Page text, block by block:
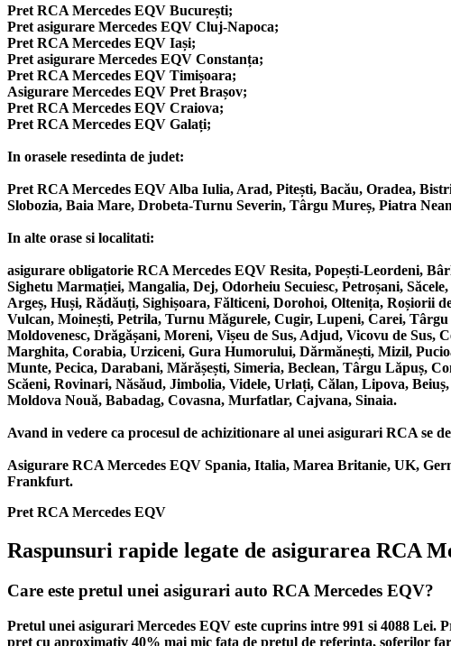
Pret RCA Mercedes EQV București;
Pret asigurare Mercedes EQV Cluj-Napoca;
Pret RCA Mercedes EQV Iași;
Pret asigurare Mercedes EQV Constanța;
Pret RCA Mercedes EQV Timișoara;
Asigurare Mercedes EQV Pret Brașov;
Pret RCA Mercedes EQV Craiova;
Pret RCA Mercedes EQV Galați;
In orasele resedinta de judet:
Pret RCA Mercedes EQV Alba Iulia, Arad, Pitești, Bacău, Oradea,
Slobozia, Baia Mare, Drobeta-Turnu Severin, Târgu Mureș, Piatra
In alte orase si localitati:
asigurare obligatorie RCA Mercedes EQV Resita, Popești-Leordeni,
Sighetu Marmației, Mangalia, Dej, Odorheiu Secuiesc, Petroșani,
Argeș, Huși, Rădăuți, Sighișoara, Fălticeni, Dorohoi, Oltenița, Roșiorii
Vulcan, Moinești, Petrila, Turnu Măgurele, Cugir, Lupeni, Carei, Târgu
Moldovenesc, Drăgășani, Moreni, Vișeu de Sus, Adjud, Vicovu de
Marghita, Corabia, Urziceni, Gura Humorului, Dărmănești, Mizil,
Munte, Pecica, Darabani, Mărășești, Simeria, Beclean, Târgu Lăpuș,
Scăeni, Rovinari, Năsăud, Jimbolia, Videle, Urlați, Călan, Lipova,
Moldova Nouă, Babadag, Covasna, Murfatlar, Cajvana, Sinaia.
Avand in vedere ca procesul de achizitionare al unei asigurari RCA se
Asigurare RCA Mercedes EQV Spania, Italia, Marea Britanie, UK,
Frankfurt.
Pret RCA Mercedes EQV
Raspunsuri rapide legate de asigurarea RCA
Care este pretul unei asigurari auto RCA Mercedes EQV?
Pretul unei asigurari Mercedes EQV este cuprins intre 991 si 4088 Lei.
pret cu aproximativ 40% mai mic fata de pretul de referinta, soferilor